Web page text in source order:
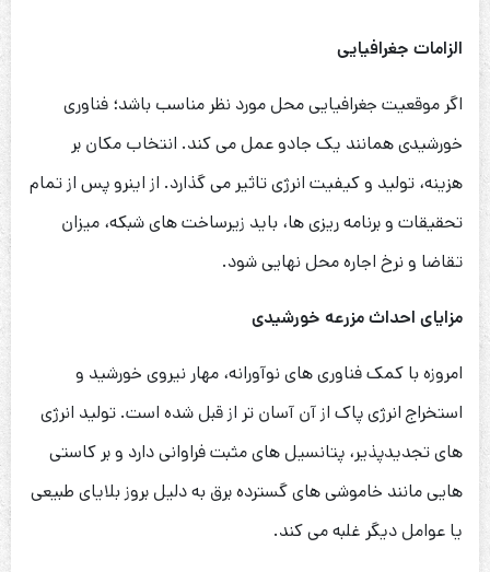
الزامات جغرافیایی
اگر موقعیت جغرافیایی محل مورد نظر مناسب باشد؛ فناوری
خورشیدی همانند یک جادو عمل می کند. انتخاب مکان بر
هزینه، تولید و کیفیت انرژی تاثیر می گذارد. از اینرو پس از تمام
تحقیقات و برنامه ریزی ها، باید زیرساخت های شبکه، میزان
تقاضا و نرخ اجاره محل نهایی شود.
مزایای احداث مزرعه خورشیدی
امروزه با کمک فناوری های نوآورانه، مهار نیروی خورشید و
استخراج انرژی پاک از آن آسان تر از قبل شده است. تولید انرژی
های تجدیدپذیر، پتانسیل های مثبت فراوانی دارد و بر کاستی
هایی مانند خاموشی های گسترده برق به دلیل بروز بلایای طبیعی
یا عوامل دیگر غلبه می کند.